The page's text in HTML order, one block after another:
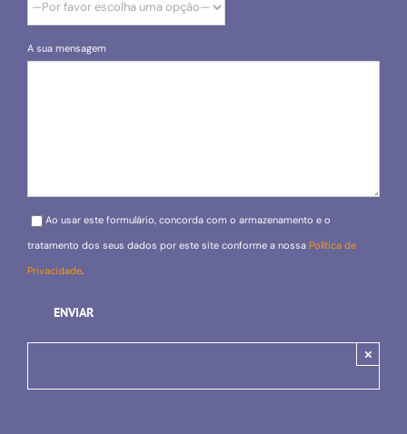
A sua mensagem
Please leave this field empty.
Ao usar este formulário, concorda com o armazenamento e o
tratamento dos seus dados por este site conforme a nossa Política de
Privacidade
×